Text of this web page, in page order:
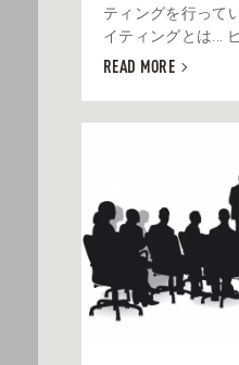
ティングを行って
イティングとは...
READ MORE